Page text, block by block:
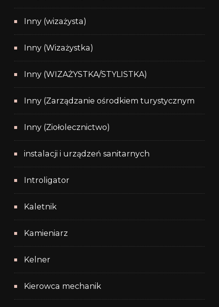
Inny (wizażysta)
Inny (Wizażystka)
Inny (WIZAŻYSTKA/STYLISTKA)
Inny (Zarządzanie ośrodkiem turystycznym
Inny (Ziołolecznictwo)
instalacji i urządzeń sanitarnych
Introligator
Kaletnik
Kamieniarz
Kelner
Kierowca mechanik